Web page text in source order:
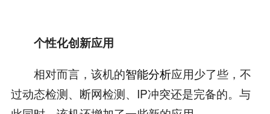
个性化创新应用
相对而言，该机的智能分析应用少了些，不
过动态检测、断网检测、IP冲突还是完备的。与